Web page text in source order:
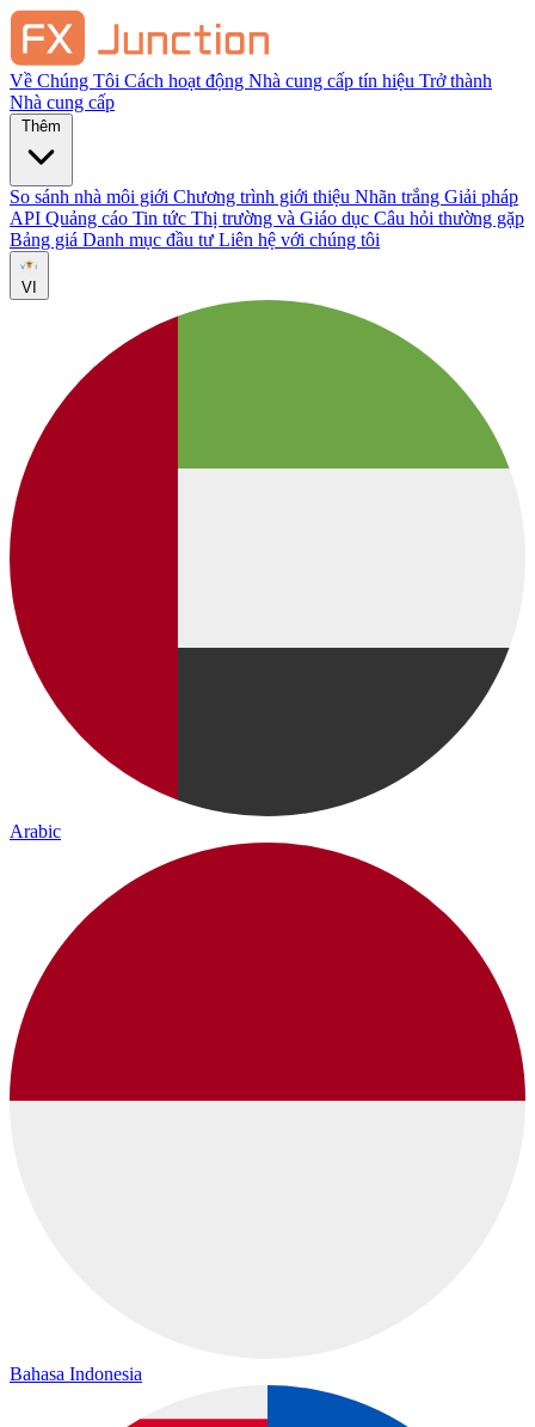
Về Chúng Tôi Cách hoạt động Nhà cung cấp tín hiệu Trở thành
Nhà cung cấp
So sánh nhà môi giới Chương trình giới thiệu Nhãn trắng Giải pháp
API Quảng cáo Tin tức Thị trường và Giáo dục Câu hỏi thường gặp
Bảng giá Danh mục đầu tư Liên hệ với chúng tôi
VI
Arabic
Bahasa Indonesia